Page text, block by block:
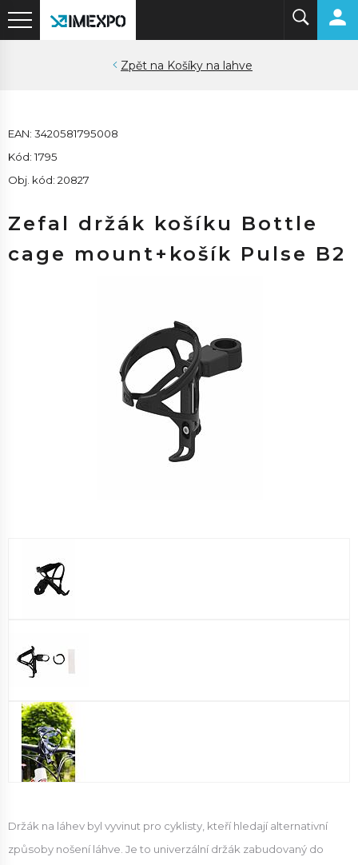
Košíky na lahve
EAN: 3420581795008
Kód: 1795
Obj. kód: 20827
Zefal držák košíku Bottle
cage mount+košík Pulse B2
Držák na láhev byl vyvinut pro cyklisty, kteří hledají alternativní
způsoby nošení láhve. Je to univerzální držák zabudovaný do